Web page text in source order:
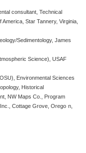
consultant, Technical
Star Tannery, Virginia,
Sedimentology, James
Science), USAF
Environmental Sciences
Historical
NW Maps Co., Program
Cottage Grove, Orego n,